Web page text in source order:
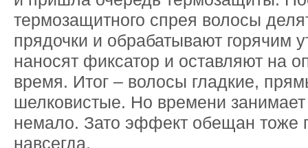
термозащитного спрея волосы
прядочки и обрабатывают горячим
наносят фиксатор и оставляют на
время. Итог – волосы гладкие,
шелковистые. Но времени
немало. Зато эффект обещан тоже
навсегда.